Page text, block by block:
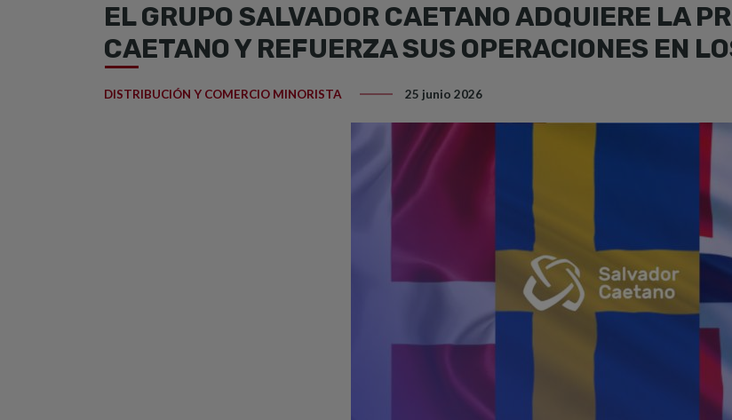
EL GRUPO SALVADOR CAETANO ADQUIERE LA
CAETANO Y REFUERZA SUS OPERACIONES EN
DISTRIBUCIÓN Y COMERCIO MINORISTA 25 junio 2026